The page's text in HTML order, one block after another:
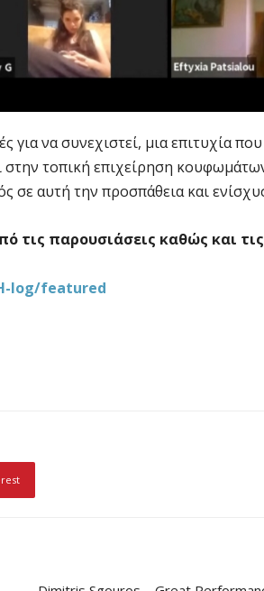
για να συνεχιστεί, μια επιτυχία
στην τοπική επιχείρηση
αυτή την προσπάθεια και
παρουσιάσεις καθώς και
log/featured